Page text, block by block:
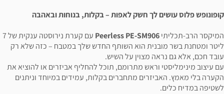
קופונופש פלוס עושים לך חשק לאפות – בקלות, בנוחות ובאהבה
המיקסר הרב-תכליתיPeerless PE-SM906
עם קערת נירוסטה ענקית של 7
ליטר ומטחנת בשר מובנית הוא השותף החדש שלך במטבח – כזה שלא רק
עובד חכם, אלא גם נראה מצוין על השיש.
עם עיצוב מינימליסטי וראש מתרומם, תוכל להחליף אביזרים או להוציא את
הקערה בלי מאמץ. האביזרים מתחברים בקלות, עמידים במיוחד וניתנים
לשטיפה במדיח כלים.